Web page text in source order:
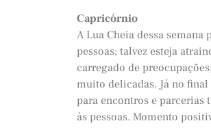
Capricórnio
A Lua Cheia dessa
pessoas; talvez esteja
carregado de
muito delicadas. Já no
para encontros e parcerias
às pessoas. Momento